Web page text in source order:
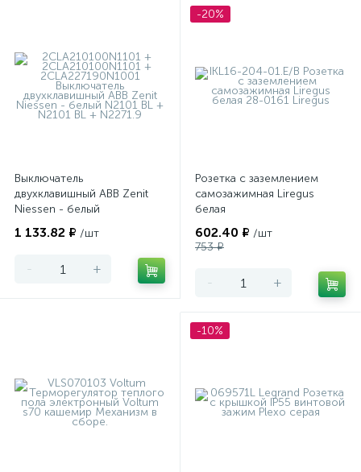
Выключатель
двухклавишный ABB Zenit
Niessen - белый
1 133.82 ₽ /шт
- +
-20%
Розетка с заземлением
самозажимная Liregus
белая
602.40 ₽ /шт
753 ₽
- +
-10%